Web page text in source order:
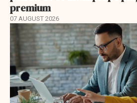
premium
07 AUGUST 2026